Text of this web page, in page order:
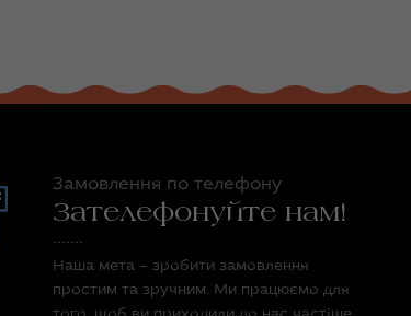
Замовлення по телефону
Зателефонуйте нам!
Наша мета – зробити замовлення
простим та зручним. Ми працюємо для